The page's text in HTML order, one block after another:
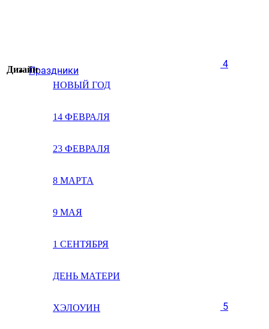
Праздники
НОВЫЙ ГОД
14 ФЕВРАЛЯ
23 ФЕВРАЛЯ
8 МАРТА
9 МАЯ
1 СЕНТЯБРЯ
ДЕНЬ МАТЕРИ
ХЭЛОУИН
Дизайн 4
5